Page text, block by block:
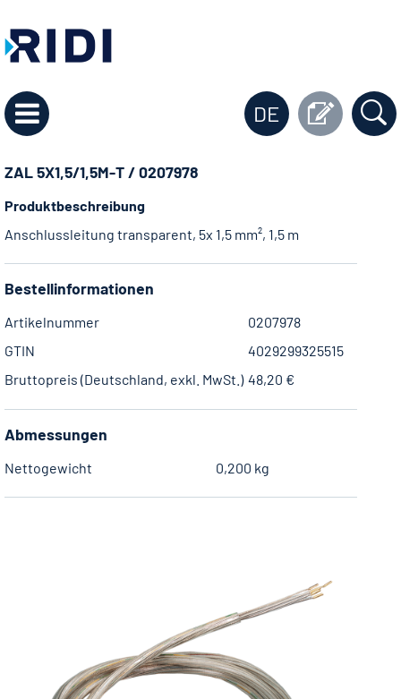
DE
ZAL 5X1,5/1,5M-T / 0207978
Produktbeschreibung
Anschlussleitung transparent, 5x 1,5 mm², 1,5 m
Bestellinformationen
Artikelnummer
0207978
GTIN
4029299325515
Bruttopreis (Deutschland, exkl. MwSt.) 48,20 €
Abmessungen
Nettogewicht 0,200 kg